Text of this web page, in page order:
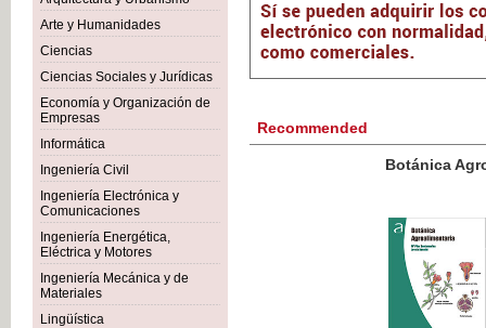
Arte y Humanidades
Ciencias
Ciencias Sociales y Jurídicas
Economía y Organización de
Empresas
Informática
Ingeniería Civil
Ingeniería Electrónica y
Comunicaciones
Ingeniería Energética,
Eléctrica y Motores
Ingeniería Mecánica y de
Materiales
Lingüística
Recommended
Botánica Agroalimentaria
VAT